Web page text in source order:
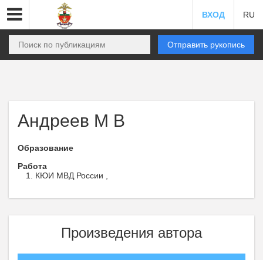
ВХОД RU
Отправить рукопись
Андреев М В
Образование
Работа
КЮИ МВД России ,
Произведения автора